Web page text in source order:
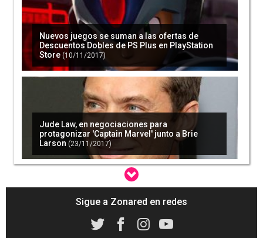
Nuevos juegos se suman a las ofertas de
Descuentos Dobles de PS Plus en PlayStation
Store (10/11/2017)
Jude Law, en negociaciones para
protagonizar 'Captain Marvel' junto a Brie
Larson (23/11/2017)
'Marvel vs Capcom: Infinite' se suma a Xbox
Play Anywhere (27/02/2018)
Sigue a Zonared en redes